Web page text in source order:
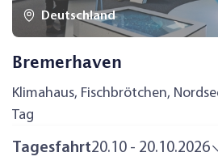
Deutschland
Bremerhaven
Klimahaus, Fischbrötchen,
Tag
Tagesfahrt20.10 - 20.10.2026